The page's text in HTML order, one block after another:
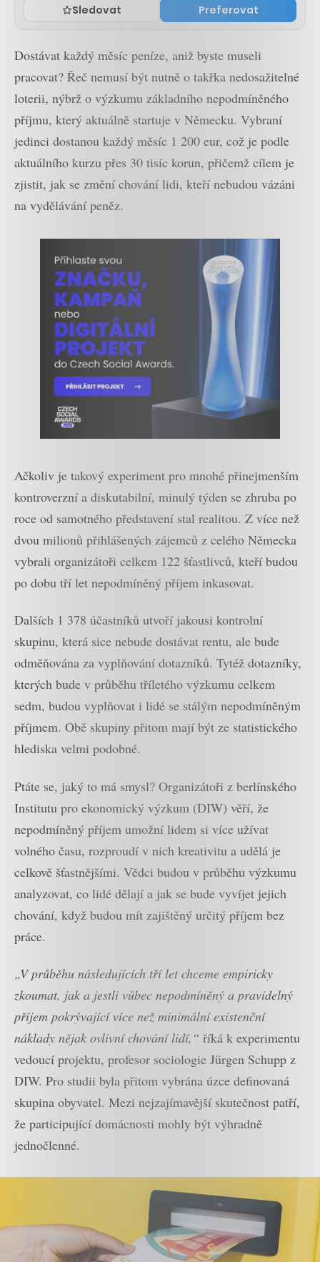
Sledovat Preferovat
Dostávat každý měsíc peníze, aniž byste museli
pracovat? Řeč nemusí být nutně o takřka nedosažitelné
loterii, nýbrž o výzkumu základního nepodmíněného
příjmu, který aktuálně startuje v Německu. Vybraní
jedinci dostanou každý měsíc 1 200 eur, což je podle
aktuálního kurzu přes 30 tisíc korun, přičemž cílem je
zjistit, jak se změní chování lidi, kteří nebudou vázáni
na vydělávání peněz.
Ačkoliv je takový experiment pro mnohé přinejmenším
kontroverzní a diskutabilní, minulý týden se zhruba po
roce od samotného představení stal realitou. Z více než
dvou milionů přihlášených zájemců z celého Německa
vybrali organizátoři celkem 122 šťastlivců, kteří budou
po dobu tří let nepodmíněný příjem inkasovat.
Dalších 1 378 účastníků utvoří jakousi kontrolní
skupinu, která sice nebude dostávat rentu, ale bude
odměňována za vyplňování dotazníků. Tytéž dotazníky,
kterých bude v průběhu tříletého výzkumu celkem
sedm, budou vyplňovat i lidé se stálým nepodmíněným
příjmem. Obě skupiny přitom mají být ze statistického
hlediska velmi podobné.
Ptáte se, jaký to má smysl? Organizátoři z berlínského
Institutu pro ekonomický výzkum (DIW) věří, že
nepodmíněný příjem umožní lidem si více užívat
volného času, rozproudí v nich kreativitu a udělá je
celkově šťastnějšími. Vědci budou v průběhu výzkumu
analyzovat, co lidé dělají a jak se bude vyvíjet jejich
chování, když budou mít zajištěný určitý příjem bez
práce.
„V průběhu následujících tří let chceme empiricky
zkoumat, jak a jestli vůbec nepodmíněný a pravidelný
příjem pokrývající více než minimální existenční
náklady nějak ovlivní chování lidí,“ říká k experimentu
vedoucí projektu, profesor sociologie Jürgen Schupp z
DIW. Pro studii byla přitom vybrána úzce definovaná
skupina obyvatel. Mezi nejzajímavější skutečnost patří,
že participující domácnosti mohly být výhradně
jednočlenné.